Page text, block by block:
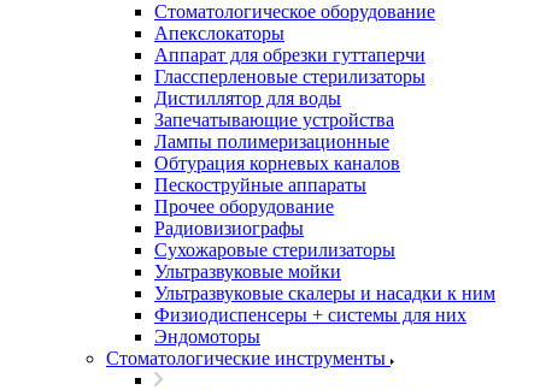
Стоматологическое оборудование
Апекслокаторы
Аппарат для обрезки гуттаперчи
Глассперленовые стерилизаторы
Дистиллятор для воды
Запечатывающие устройства
Лампы полимеризационные
Обтурация корневых каналов
Пескоструйные аппараты
Прочее оборудование
Радиовизиографы
Сухожаровые стерилизаторы
Ультразвуковые мойки
Ультразвуковые скалеры и насадки к ним
Физиодиспенсеры + системы для них
Эндомоторы
Стоматологические инструменты